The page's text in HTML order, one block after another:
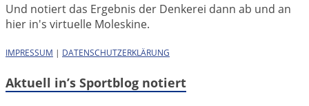
Und notiert das Ergebnis der Denkerei dann ab und an
hier in's virtuelle Moleskine.
IMPRESSUM | DATENSCHUTZERKLÄRUNG
Aktuell in’s Sportblog notiert